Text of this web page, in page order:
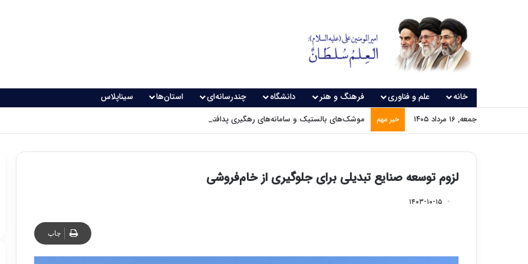
خانه علم و فناوری فرهنگ و هنر دانشگاه چندرسانه‌ای استان‌ها سیناپلاس
جمعه, ۱۶ مرداد ۱۴۰۵ خبر مهم موشک‌های بالستیک و سامانه‌های رهگیری پدافندی چگونه کار می کنند؟
لزوم توسعه صنایع تبدیلی برای جلوگیری از خام‌فروشی
۱۴۰۳-۱۰-۱۵
چاپ